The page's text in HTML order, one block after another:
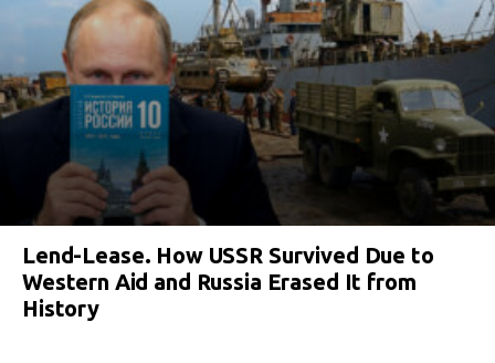
Lend-Lease. How USSR Survived Due to
Western Aid and Russia Erased It from
History